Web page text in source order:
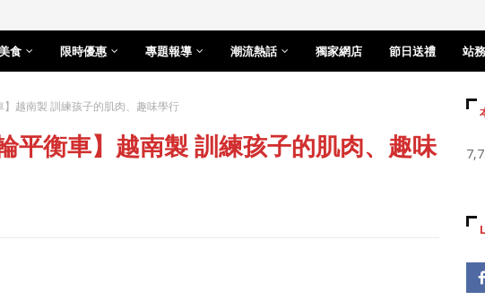
食 限時優惠 專題報導 潮流熱話 獨家網店 節日送禮 站
】越南製 訓練孩子的肌肉、趣味學行
平衡車】越南製 訓練孩子的肌肉、趣味